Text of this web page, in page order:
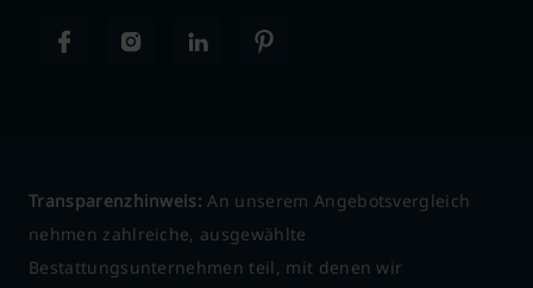
Transparenzhinweis: An unserem Angebotsvergleich
nehmen zahlreiche, ausgewählte
Bestattungsunternehmen teil, mit denen wir